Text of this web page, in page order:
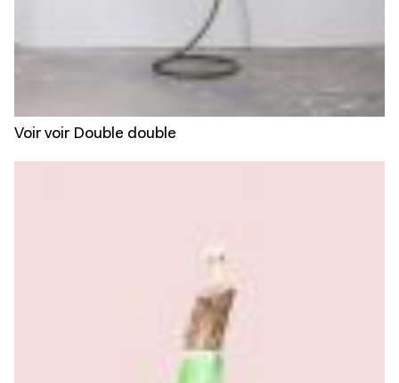
Voir voir Double double